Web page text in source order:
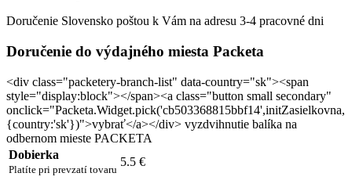
Doručenie Slovensko poštou k Vám na adresu 3-4 pracovné dni
Doručenie do výdajného miesta Packeta
<div class="packetery-branch-list" data-country="sk"><span
style="display:block"></span><a class="button small secondary"
onclick="Packeta.Widget.pick('cb503368815bbf14',initZasielkovna,
{country:'sk'})">vybrať</a></div> vyzdvihnutie balíka na
odbernom mieste PACKETA
Dobierka
Platíte pri prevzatí tovaru
5.5 €